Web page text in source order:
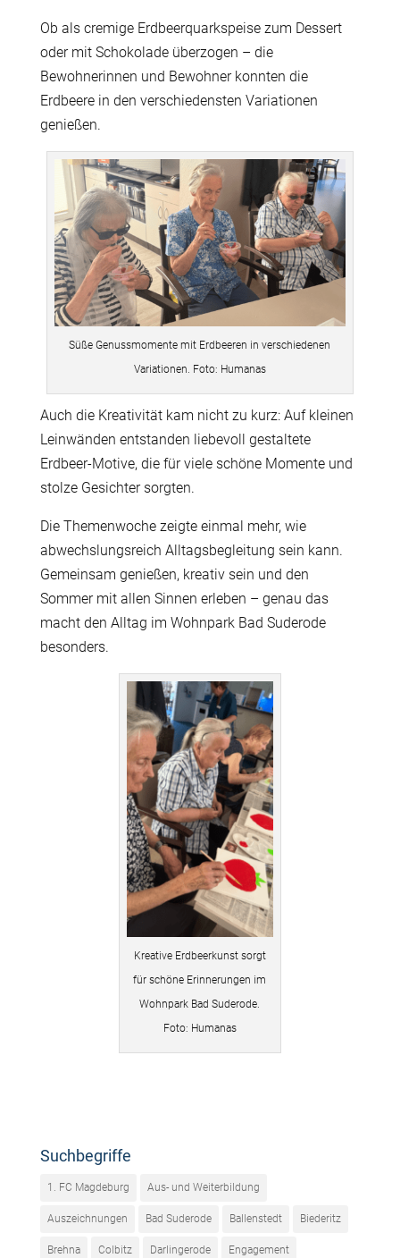
Ob als cremige Erdbeerquarkspeise zum Dessert
oder mit Schokolade überzogen – die
Bewohnerinnen und Bewohner konnten die
Erdbeere in den verschiedensten Variationen
genießen.
Süße Genussmomente mit Erdbeeren in verschiedenen
Variationen. Foto: Humanas
Auch die Kreativität kam nicht zu kurz: Auf kleinen
Leinwänden entstanden liebevoll gestaltete
Erdbeer-Motive, die für viele schöne Momente und
stolze Gesichter sorgten.
Die Themenwoche zeigte einmal mehr, wie
abwechslungsreich Alltagsbegleitung sein kann.
Gemeinsam genießen, kreativ sein und den
Sommer mit allen Sinnen erleben – genau das
macht den Alltag im Wohnpark Bad Suderode
besonders.
Kreative Erdbeerkunst sorgt
für schöne Erinnerungen im
Wohnpark Bad Suderode.
Foto: Humanas
Suchbegriffe
1. FC Magdeburg Aus- und Weiterbildung
Auszeichnungen Bad Suderode Ballenstedt Biederitz
Brehna Colbitz Darlingerode Engagement